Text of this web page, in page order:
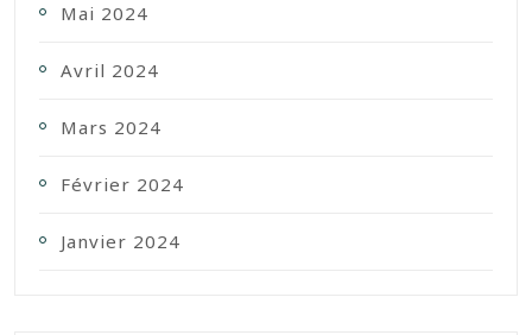
Mai 2024
Avril 2024
Mars 2024
Février 2024
Janvier 2024